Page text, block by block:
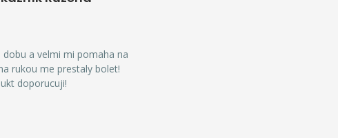
dobu a velmi mi pomaha na
rukou me prestaly bolet!
doporucuji!